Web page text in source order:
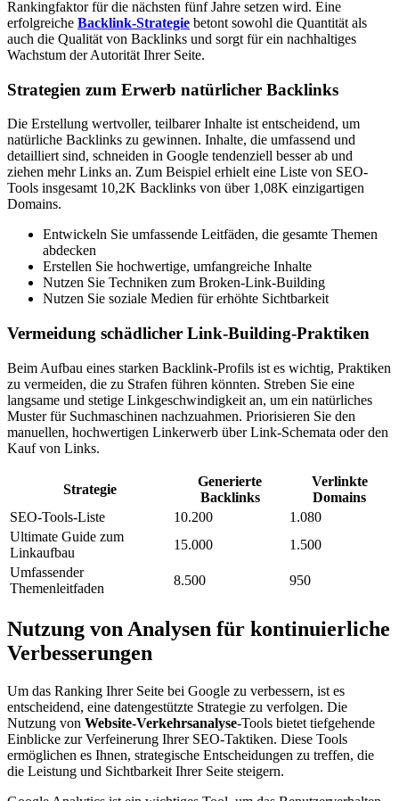
Rankingfaktor für die nächsten fünf Jahre setzen wird. Eine
erfolgreiche Backlink-Strategie betont sowohl die Quantität als
auch die Qualität von Backlinks und sorgt für ein nachhaltiges
Wachstum der Autorität Ihrer Seite.
Strategien zum Erwerb natürlicher Backlinks
Die Erstellung wertvoller, teilbarer Inhalte ist entscheidend, um
natürliche Backlinks zu gewinnen. Inhalte, die umfassend und
detailliert sind, schneiden in Google tendenziell besser ab und
ziehen mehr Links an. Zum Beispiel erhielt eine Liste von SEO-
Tools insgesamt 10,2K Backlinks von über 1,08K einzigartigen
Domains.
Entwickeln Sie umfassende Leitfäden, die gesamte Themen
abdecken
Erstellen Sie hochwertige, umfangreiche Inhalte
Nutzen Sie Techniken zum Broken-Link-Building
Nutzen Sie soziale Medien für erhöhte Sichtbarkeit
Vermeidung schädlicher Link-Building-Praktiken
Beim Aufbau eines starken Backlink-Profils ist es wichtig, Praktiken
zu vermeiden, die zu Strafen führen könnten. Streben Sie eine
langsame und stetige Linkgeschwindigkeit an, um ein natürliches
Muster für Suchmaschinen nachzuahmen. Priorisieren Sie den
manuellen, hochwertigen Linkerwerb über Link-Schemata oder den
Kauf von Links.
Strategie
Generierte
Backlinks
Verlinkte
Domains
SEO-Tools-Liste
10.200
1.080
Ultimate Guide zum
Linkaufbau
15.000
1.500
Umfassender
Themenleitfaden
8.500 950
Nutzung von Analysen für kontinuierliche
Verbesserungen
Um das Ranking Ihrer Seite bei Google zu verbessern, ist es
entscheidend, eine datengestützte Strategie zu verfolgen. Die
Nutzung von Website-Verkehrsanalyse-Tools bietet tiefgehende
Einblicke zur Verfeinerung Ihrer SEO-Taktiken. Diese Tools
ermöglichen es Ihnen, strategische Entscheidungen zu treffen, die
die Leistung und Sichtbarkeit Ihrer Seite steigern.